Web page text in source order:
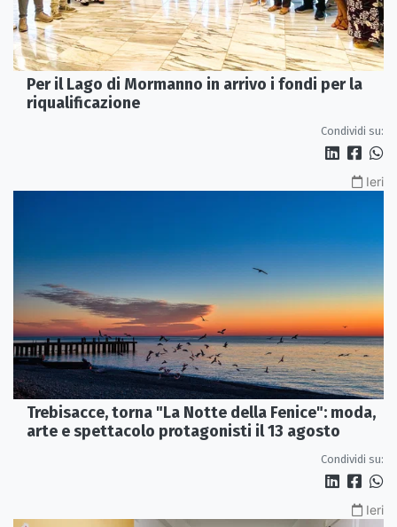
Per il Lago di Mormanno in arrivo i fondi per la
riqualificazione
Condividi su:
Ieri
Trebisacce, torna "La Notte della Fenice": moda,
arte e spettacolo protagonisti il 13 agosto
Condividi su:
Ieri